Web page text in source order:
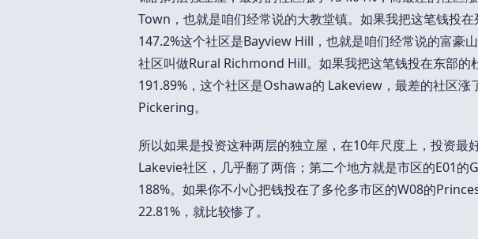
Town，也就是咱们经常说的大教堂镇。如果我把这笔钱投
147.2%这个社区是Bayview Hill，也就是咱们经常说的富豪
社区叫做Rural Richmond Hill。如果我把这笔钱投在东部的
191.89%，这个社区是Oshawa的 Lakeview，最差的社区涨
Pickering。
所以如果是投资这种两层的独立屋，在10年尺度上，投资最
Lakevie社区，几乎翻了两倍；第二个地方就是市区的E01
188%。如果你不小心把钱投在了多伦多市区的W08的
22.81%，就比较惨了。